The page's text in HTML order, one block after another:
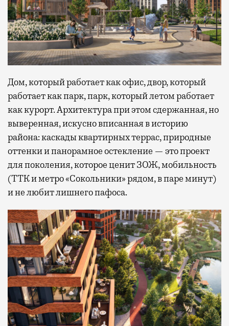
Дом, который работает как офис, двор, который
работает как парк, парк, который летом работает
как курорт. Архитектура при этом сдержанная, но
выверенная, искусно вписанная в историю
района: каскады квартирных террас, природные
оттенки и панорамное остекление — это проект
для поколения, которое ценит ЗОЖ, мобильность
(ТТК и метро «Сокольники» рядом, в паре минут)
и не любит лишнего пафоса.